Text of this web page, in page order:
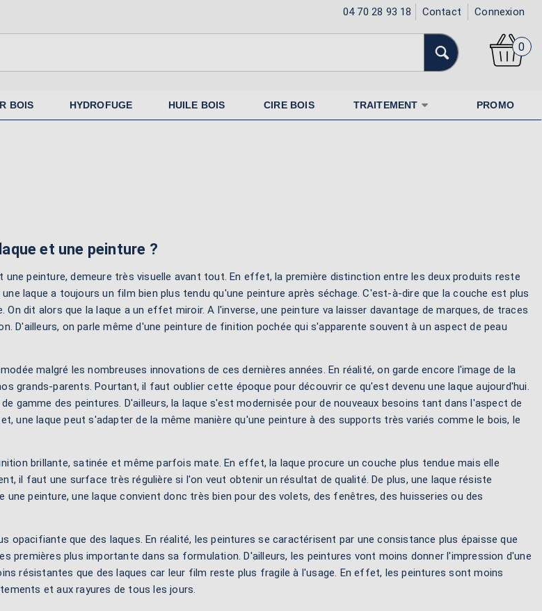
04 70 28 93 18 Contact Connexion
0
BOIS HYDROFUGE HUILE BOIS CIRE BOIS TRAITEMENT PROMO
et une peinture ?
une peinture, demeure très visuelle avant tout. En effet, la première distinction entre les deux produits reste
laque a toujours un film bien plus tendu qu'une peinture après séchage. C'est-à-dire que la couche est plus
On dit alors que la laque a un effet miroir. A l'inverse, une peinture va laisser davantage de marques, de traces
D'ailleurs, on parle même d'une peinture de finition pochée qui s'apparente souvent à un aspect de peau
malgré les nombreuses innovations de ces dernières années. En réalité, on garde encore l'image de la
grands-parents. Pourtant, il faut oublier cette époque pour découvrir ce qu'est devenu une laque aujourd'hui.
gamme des peintures. D'ailleurs, la laque s'est modernisée pour de nouveaux besoins tant dans l'aspect de
une laque peut s'adapter de la même manière qu'une peinture à des supports très variés comme le bois, le
brillante, satinée et même parfois mate. En effet, la laque procure un couche plus tendue mais elle
il faut une surface très régulière si l'on veut obtenir un résultat de qualité. De plus, une laque résiste
peinture, une laque convient donc très bien pour des volets, des fenêtres, des huisseries ou des
opacifiante que des laques. En réalité, les peintures se caractérisent par une consistance plus épaisse que
premières plus importante dans sa formulation. D'ailleurs, les peintures vont moins donner l'impression d'une
résistantes que des laques car leur film reste plus fragile à l'usage. En effet, les peintures sont moins
et aux rayures de tous les jours.